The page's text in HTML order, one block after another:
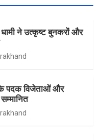
i
t
e
u
u
धामी ने उत्कृष्ट बुनकरों और
पदक विजेताओं और